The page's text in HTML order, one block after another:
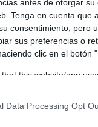
antes de otorgar
Tenga en cuenta que
consentimiento, pero
sus preferencias o
clic en el botón
that this website/app
but not limited
consent section.
Data Processing Opt
a San